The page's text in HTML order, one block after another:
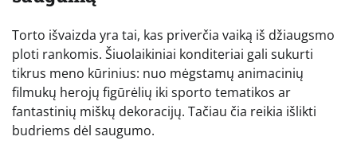
Torto išvaizda yra tai, kas priverčia vaiką iš džiaugsmo
ploti rankomis. Šiuolaikiniai konditeriai gali sukurti
tikrus meno kūrinius: nuo mėgstamų animacinių
filmukų herojų figūrėlių iki sporto tematikos ar
fantastinių miškų dekoracijų. Tačiau čia reikia išlikti
budriems dėl saugumo.